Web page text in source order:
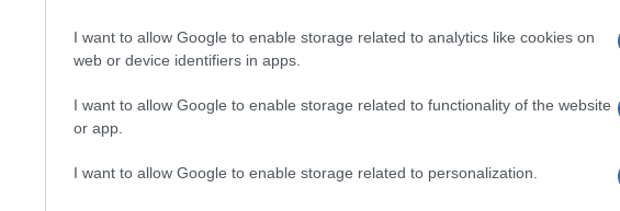
I want to allow Google to enable storage related to analytics like cookies on
web or device identifiers in apps.
I want to allow Google to enable storage related to functionality of the website
or app.
I want to allow Google to enable storage related to personalization.